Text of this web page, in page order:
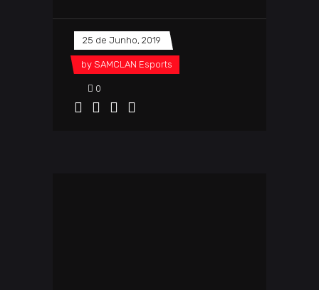
25 de Junho, 2019
by SAMCLAN Esports
0